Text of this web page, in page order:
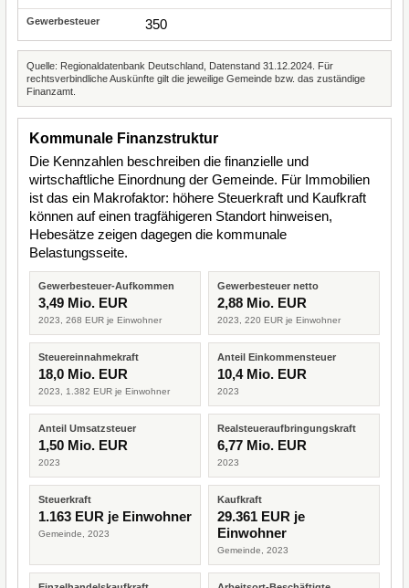
350
Quelle: Regionaldatenbank Deutschland, Datenstand 31.12.2024. Für
rechtsverbindliche Auskünfte gilt die jeweilige Gemeinde bzw. das zuständige
Finanzamt.
Kommunale Finanzstruktur
Die Kennzahlen beschreiben die finanzielle und
wirtschaftliche Einordnung der Gemeinde. Für Immobilien
ist das ein Makrofaktor: höhere Steuerkraft und Kaufkraft
können auf einen tragfähigeren Standort hinweisen,
Hebesätze zeigen dagegen die kommunale
Belastungsseite.
Gewerbesteuer-Aufkommen
3,49 Mio. EUR
2023, 268 EUR je Einwohner
Gewerbesteuer netto
2,88 Mio. EUR
2023, 220 EUR je Einwohner
Steuereinnahmekraft
18,0 Mio. EUR
2023, 1.382 EUR je Einwohner
Anteil Einkommensteuer
10,4 Mio. EUR
2023
Anteil Umsatzsteuer
1,50 Mio. EUR
2023
Realsteueraufbringungskraft
6,77 Mio. EUR
2023
Steuerkraft
1.163 EUR je Einwohner
Gemeinde, 2023
Kaufkraft
29.361 EUR je
Einwohner
Gemeinde, 2023